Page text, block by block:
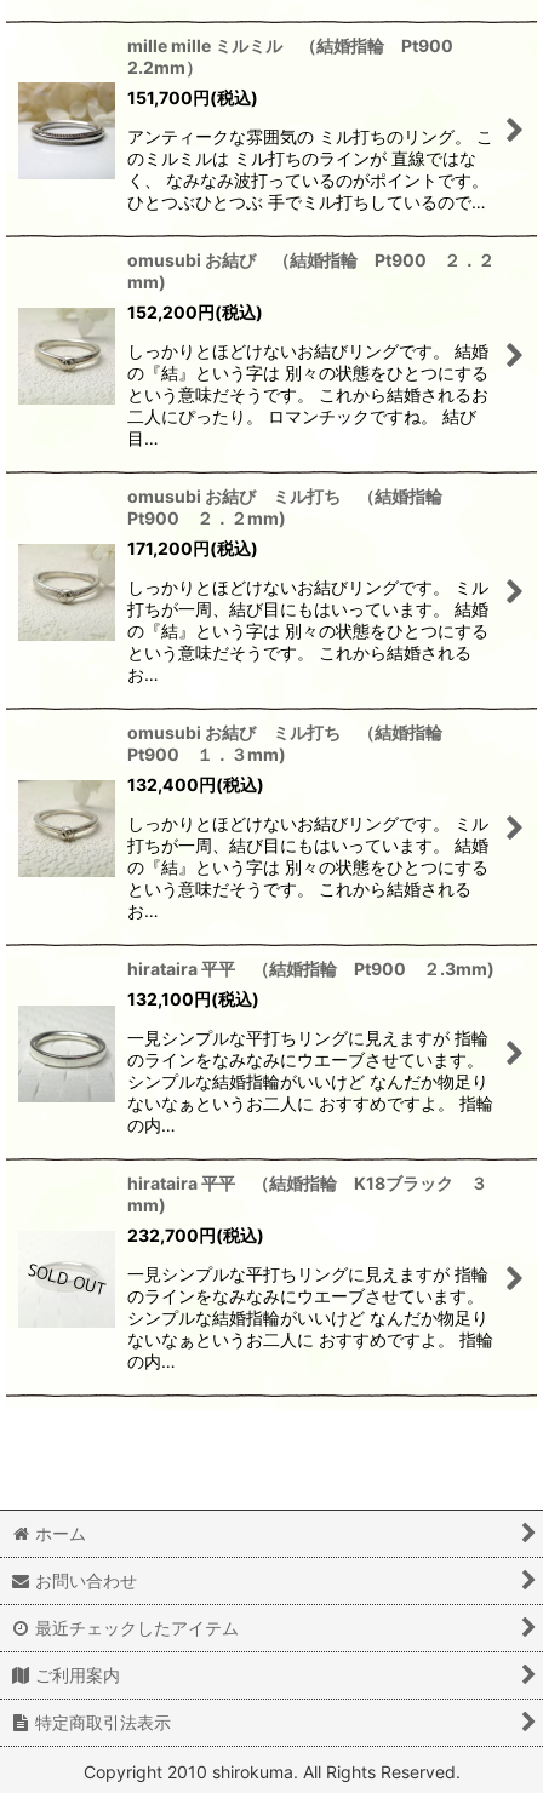
mille mille ミルミル （結婚指輪 Pt900
2.2mm）
151,700円(税込)
アンティークな雰囲気の ミル打ちのリング。 こ
のミルミルは ミル打ちのラインが 直線ではな
く、 なみなみ波打っているのがポイントです。
ひとつぶひとつぶ 手でミル打ちしているので…
omusubi お結び （結婚指輪 Pt900 ２．２
mm)
152,200円(税込)
しっかりとほどけないお結びリングです。 結婚
の『結』という字は 別々の状態をひとつにする
という意味だそうです。 これから結婚されるお
二人にぴったり。 ロマンチックですね。 結び
目…
omusubi お結び ミル打ち （結婚指輪
Pt900 ２．２mm)
171,200円(税込)
しっかりとほどけないお結びリングです。 ミル
打ちが一周、結び目にもはいっています。 結婚
の『結』という字は 別々の状態をひとつにする
という意味だそうです。 これから結婚される
お…
omusubi お結び ミル打ち （結婚指輪
Pt900 １．３mm)
132,400円(税込)
しっかりとほどけないお結びリングです。 ミル
打ちが一周、結び目にもはいっています。 結婚
の『結』という字は 別々の状態をひとつにする
という意味だそうです。 これから結婚される
お…
hirataira 平平 （結婚指輪 Pt900 ２.3mm)
132,100円(税込)
一見シンプルな平打ちリングに見えますが 指輪
のラインをなみなみにウエーブさせています。
シンプルな結婚指輪がいいけど なんだか物足り
ないなぁというお二人に おすすめですよ。 指輪
の内…
hirataira 平平 （結婚指輪 K18ブラック ３
mm)
232,700円(税込)
一見シンプルな平打ちリングに見えますが 指輪
のラインをなみなみにウエーブさせています。
シンプルな結婚指輪がいいけど なんだか物足り
ないなぁというお二人に おすすめですよ。 指輪
の内…
ホーム
お問い合わせ
最近チェックしたアイテム
ご利用案内
特定商取引法表示
Copyright 2010 shirokuma. All Rights Reserved.